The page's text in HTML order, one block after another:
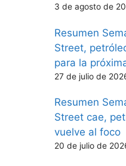
3 de agosto de
Resumen
Street,
para la
27 de julio de
Resumen
Street cae,
vuelve al foco
20 de julio de